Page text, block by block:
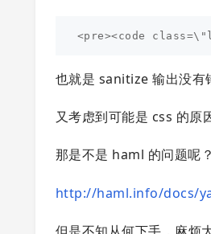
也就是 sanitize 输出没有
又考虑到可能是 css 的原
那是不是 haml 的问题呢
http://haml.info/docs/